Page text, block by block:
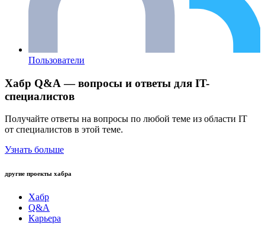
Пользователи
Хабр Q&A — вопросы и ответы для IT-
специалистов
Получайте ответы на вопросы по любой теме из области IT
от специалистов в этой теме.
Узнать больше
другие проекты хабра
Хабр
Q&A
Карьера